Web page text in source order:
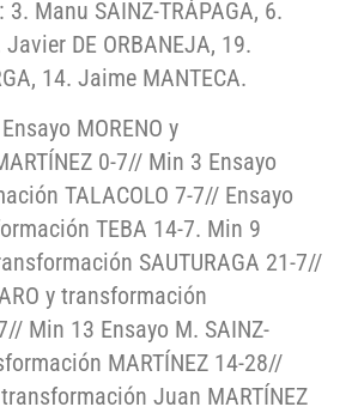
Manu SAINZ-TRÁPAGA, 6.
DE ORBANEJA, 19.
14. Jaime MANTECA.
MORENO y
0-7// Min 3 Ensayo
TALACOLO 7-7// Ensayo
TEBA 14-7. Min 9
SAUTURAGA 21-7//
y transformación
Min 13 Ensayo M. SAINZ-
MARTÍNEZ 14-28//
Juan MARTÍNEZ